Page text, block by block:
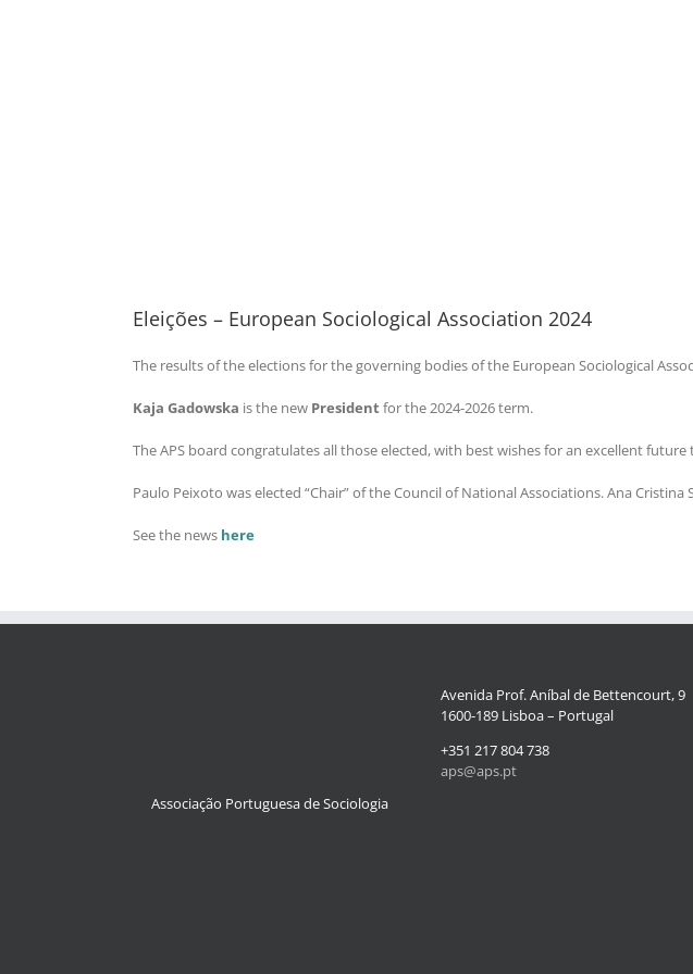
Eleições – European Sociological Association 2024
The results of the elections for the governing bodies of the European Sociological
Kaja Gadowska is the new President for the 2024-2026 term.
The APS board congratulates all those elected, with best wishes for an excellent future
Paulo Peixoto was elected “Chair” of the Council of National Associations. Ana
See the news here
Associação Portuguesa de Sociologia
Avenida Prof. Aníbal de Bettencourt, 9
1600-189 Lisboa – Portugal
+351 217 804 738
aps@aps.pt